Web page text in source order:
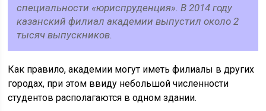
специальности «юриспруденция». В 2014 году
казанский филиал академии выпустил около 2
тысяч выпускников.
Как правило, академии могут иметь филиалы в других
городах, при этом ввиду небольшой численности
студентов располагаются в одном здании.